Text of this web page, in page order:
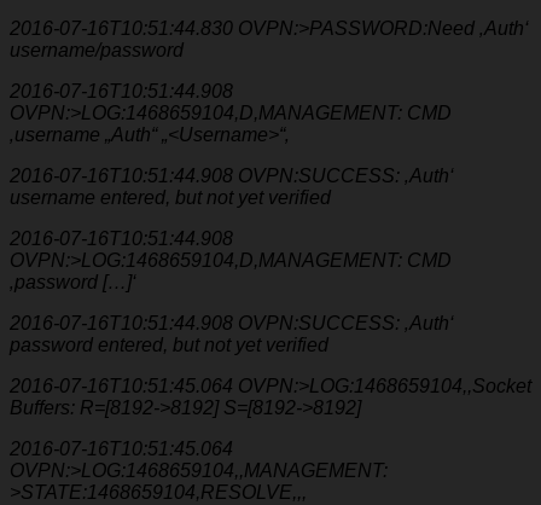
2016-07-16T10:51:44.830 OVPN:>PASSWORD:Need ‚Auth‘
username/password
2016-07-16T10:51:44.908
OVPN:>LOG:1468659104,D,MANAGEMENT: CMD
‚username „Auth“ „<Username>“‚
2016-07-16T10:51:44.908 OVPN:SUCCESS: ‚Auth‘
username entered, but not yet verified
2016-07-16T10:51:44.908
OVPN:>LOG:1468659104,D,MANAGEMENT: CMD
‚password […]‘
2016-07-16T10:51:44.908 OVPN:SUCCESS: ‚Auth‘
password entered, but not yet verified
2016-07-16T10:51:45.064 OVPN:>LOG:1468659104,,Socket
Buffers: R=[8192->8192] S=[8192->8192]
2016-07-16T10:51:45.064
OVPN:>LOG:1468659104,,MANAGEMENT:
>STATE:1468659104,RESOLVE,,,